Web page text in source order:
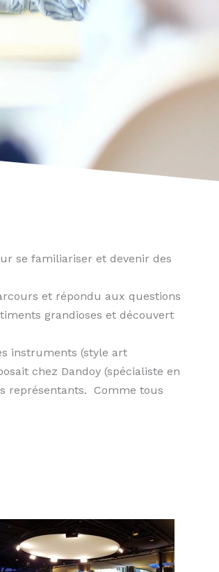
se familiariser et devenir des
et répondu aux questions
grandioses et découvert
instruments (style art
chez Dandoy (spécialiste en
représentants. Comme tous